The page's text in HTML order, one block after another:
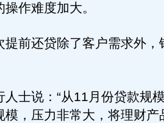
作难度加大。
前还贷除了客户需求外，
说：“从11月份贷款规
模，压力非常大，将理财产